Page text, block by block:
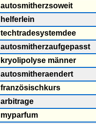
autosmitherzsoweit
helferlein
techtradesystemdee
autosmitherzaufgepasst
kryolipolyse männer
autosmitheraendert
französischkurs
arbitrage
myparfum